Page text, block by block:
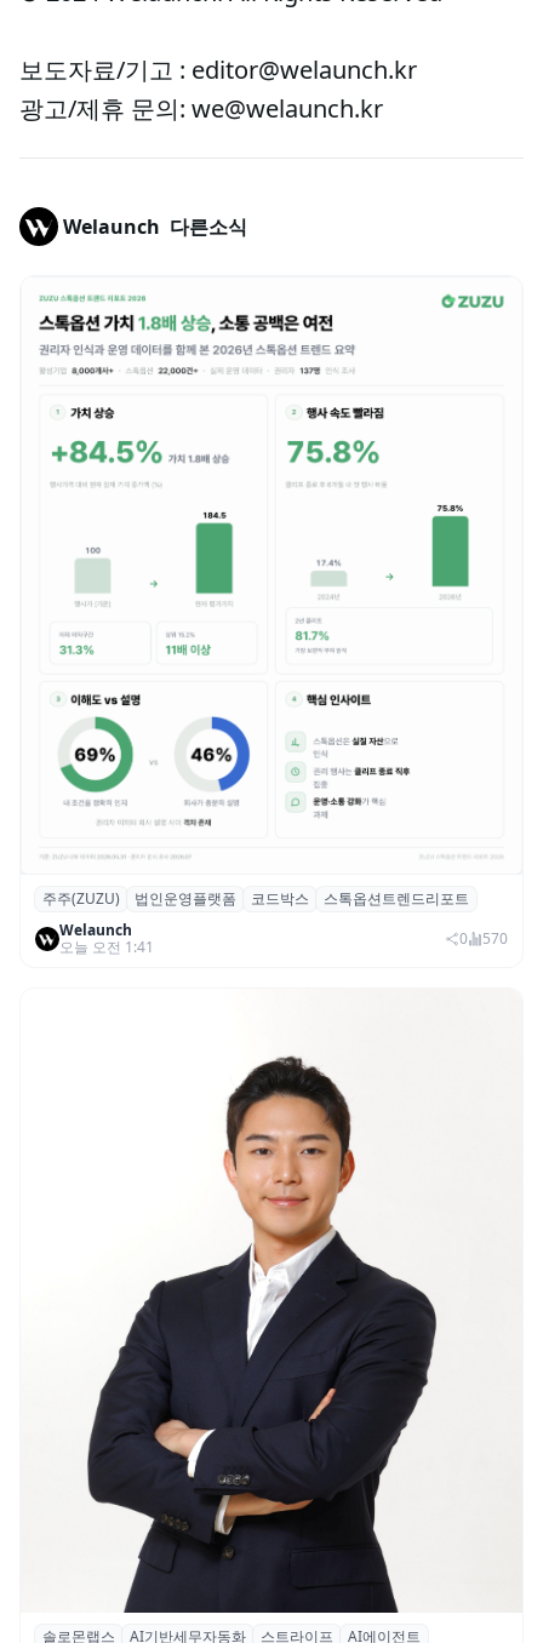
보도자료/기고 : editor@welaunch.kr
광고/제휴 문의: we@welaunch.kr
Welaunch 다른소식
스톡옵션 취소율 2년 만에 18.2%→31.3%…
권리 발생 즉시 행사 비중도 급증
주주(ZUZU) 법인운영플랫폼 코드박스
스톡옵션트렌드리포트
Welaunch
오늘 오전 1:41
0 570
솔로몬랩스 AI기반세무자동화 스트라이프
AI에이전트